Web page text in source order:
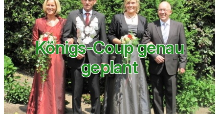
Königs-Coup genau
geplant